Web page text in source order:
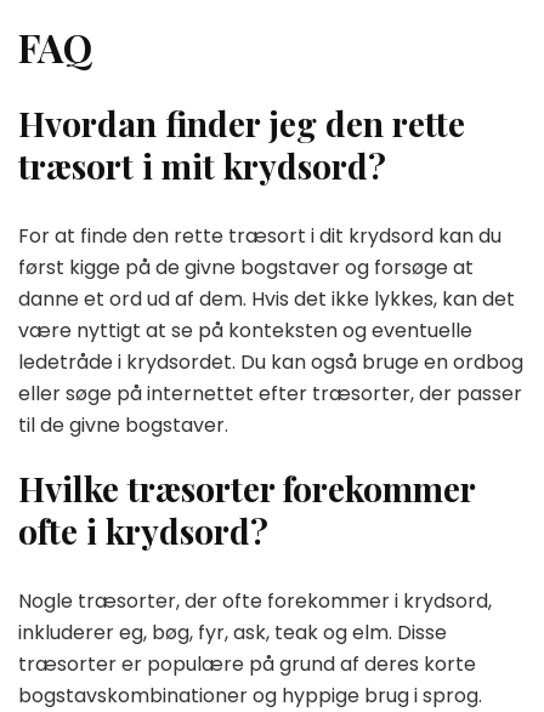
FAQ
Hvordan finder jeg den rette
træsort i mit krydsord?
For at finde den rette træsort i dit krydsord kan du
først kigge på de givne bogstaver og forsøge at
danne et ord ud af dem. Hvis det ikke lykkes, kan det
være nyttigt at se på konteksten og eventuelle
ledetråde i krydsordet. Du kan også bruge en ordbog
eller søge på internettet efter træsorter, der passer
til de givne bogstaver.
Hvilke træsorter forekommer
ofte i krydsord?
Nogle træsorter, der ofte forekommer i krydsord,
inkluderer eg, bøg, fyr, ask, teak og elm. Disse
træsorter er populære på grund af deres korte
bogstavskombinationer og hyppige brug i sprog.